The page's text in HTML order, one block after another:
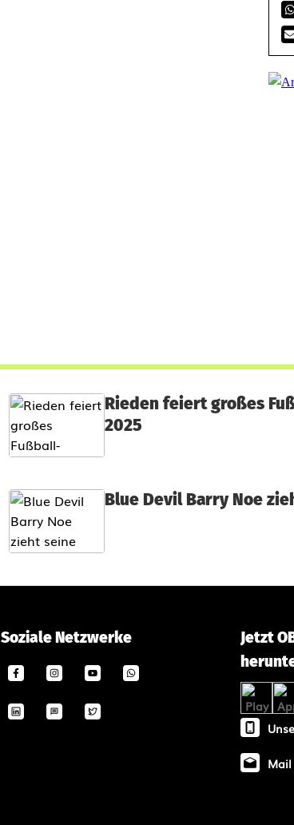
Rieden feiert großes
2025
Blue Devil Barry Noe
Soziale Netzwerke
Jetzt